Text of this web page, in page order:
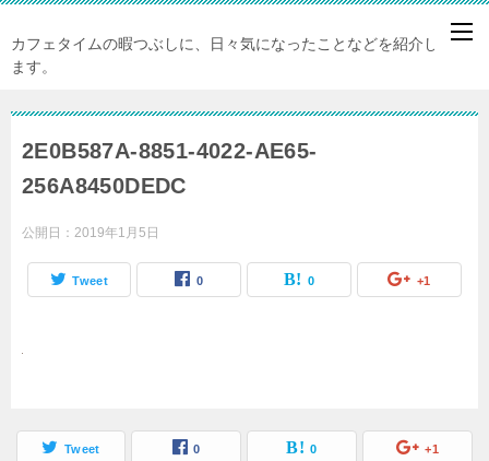
カフェタイムの暇つぶしに、日々気になったことなどを紹介してい
ます。
2E0B587A-8851-4022-AE65-
256A8450DEDC
公開日： 2019年1月5日
Tweet 0 0 +1
Tweet 0 0 +1